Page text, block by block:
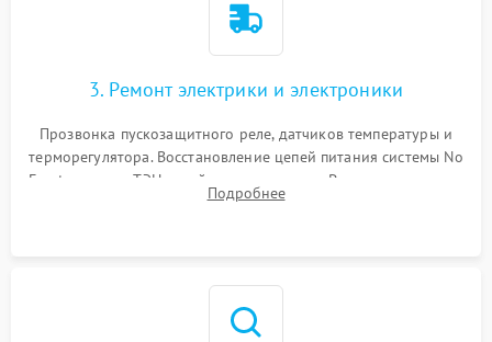
3. Ремонт электрики и электроники
Прозвонка пускозащитного реле, датчиков температуры и
терморегулятора. Восстановление цепей питания системы No
Frost, включая ТЭН оттайки и вентилятор. Ремонт или замена
платы управления при сбоях алгоритмов.
Подробнее